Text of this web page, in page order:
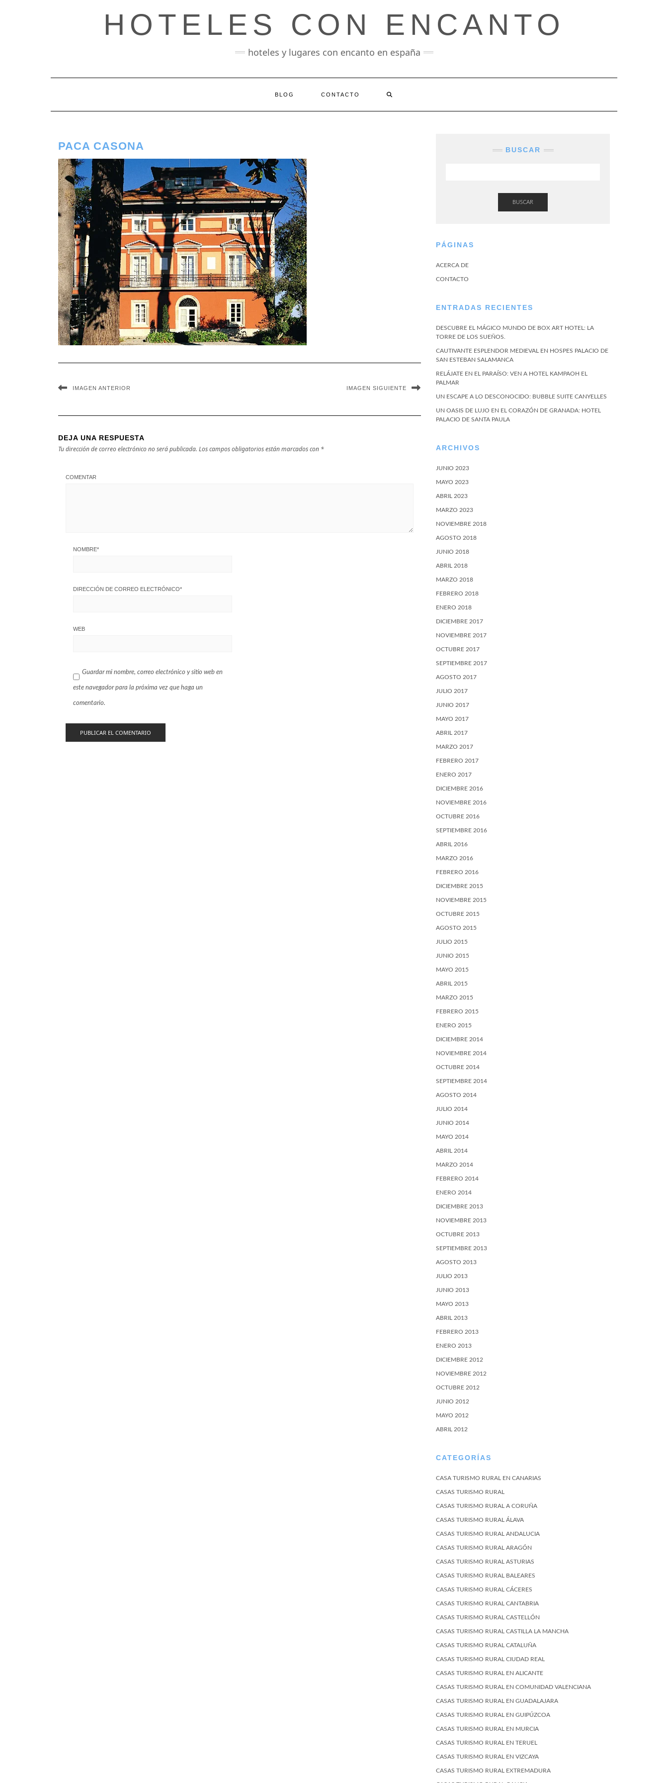
HOTELES CON ENCANTO
hoteles y lugares con encanto en españa
BLOG CONTACTO
PACA CASONA
IMAGEN ANTERIOR IMAGEN SIGUIENTE
DEJA UNA RESPUESTA
Tu dirección de correo electrónico no será publicada. Los campos obligatorios están marcados con *
COMENTAR
NOMBRE*
DIRECCIÓN DE CORREO ELECTRÓNICO*
WEB
Guardar mi nombre, correo electrónico y sitio web en
este navegador para la próxima vez que haga un
comentario.
BUSCAR
BUSCAR
PÁGINAS
ACERCA DE
CONTACTO
ENTRADAS RECIENTES
DESCUBRE EL MÁGICO MUNDO DE BOX ART HOTEL: LA
TORRE DE LOS SUEÑOS.
CAUTIVANTE ESPLENDOR MEDIEVAL EN HOSPES PALACIO DE
SAN ESTEBAN SALAMANCA
RELÁJATE EN EL PARAÍSO: VEN A HOTEL KAMPAOH EL
PALMAR
UN ESCAPE A LO DESCONOCIDO: BUBBLE SUITE CANYELLES
UN OASIS DE LUJO EN EL CORAZÓN DE GRANADA: HOTEL
PALACIO DE SANTA PAULA
ARCHIVOS
JUNIO 2023
MAYO 2023
ABRIL 2023
MARZO 2023
NOVIEMBRE 2018
AGOSTO 2018
JUNIO 2018
ABRIL 2018
MARZO 2018
FEBRERO 2018
ENERO 2018
DICIEMBRE 2017
NOVIEMBRE 2017
OCTUBRE 2017
SEPTIEMBRE 2017
AGOSTO 2017
JULIO 2017
JUNIO 2017
MAYO 2017
ABRIL 2017
MARZO 2017
FEBRERO 2017
ENERO 2017
DICIEMBRE 2016
NOVIEMBRE 2016
OCTUBRE 2016
SEPTIEMBRE 2016
ABRIL 2016
MARZO 2016
FEBRERO 2016
DICIEMBRE 2015
NOVIEMBRE 2015
OCTUBRE 2015
AGOSTO 2015
JULIO 2015
JUNIO 2015
MAYO 2015
ABRIL 2015
MARZO 2015
FEBRERO 2015
ENERO 2015
DICIEMBRE 2014
NOVIEMBRE 2014
OCTUBRE 2014
SEPTIEMBRE 2014
AGOSTO 2014
JULIO 2014
JUNIO 2014
MAYO 2014
ABRIL 2014
MARZO 2014
FEBRERO 2014
ENERO 2014
DICIEMBRE 2013
NOVIEMBRE 2013
OCTUBRE 2013
SEPTIEMBRE 2013
AGOSTO 2013
JULIO 2013
JUNIO 2013
MAYO 2013
ABRIL 2013
FEBRERO 2013
ENERO 2013
DICIEMBRE 2012
NOVIEMBRE 2012
OCTUBRE 2012
JUNIO 2012
MAYO 2012
ABRIL 2012
CATEGORÍAS
CASA TURISMO RURAL EN CANARIAS
CASAS TURISMO RURAL
CASAS TURISMO RURAL A CORUÑA
CASAS TURISMO RURAL ÁLAVA
CASAS TURISMO RURAL ANDALUCIA
CASAS TURISMO RURAL ARAGÓN
CASAS TURISMO RURAL ASTURIAS
CASAS TURISMO RURAL BALEARES
CASAS TURISMO RURAL CÁCERES
CASAS TURISMO RURAL CANTABRIA
CASAS TURISMO RURAL CASTELLÓN
CASAS TURISMO RURAL CASTILLA LA MANCHA
CASAS TURISMO RURAL CATALUÑA
CASAS TURISMO RURAL CIUDAD REAL
CASAS TURISMO RURAL EN ALICANTE
CASAS TURISMO RURAL EN COMUNIDAD VALENCIANA
CASAS TURISMO RURAL EN GUADALAJARA
CASAS TURISMO RURAL EN GUIPÚZCOA
CASAS TURISMO RURAL EN MURCIA
CASAS TURISMO RURAL EN TERUEL
CASAS TURISMO RURAL EN VIZCAYA
CASAS TURISMO RURAL EXTREMADURA